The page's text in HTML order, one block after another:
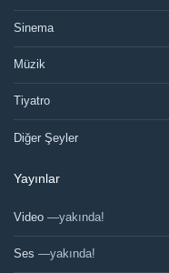
Sinema
Müzik
Tiyatro
Diğer Şeyler
Yayınlar
Video —yakında!
Ses —yakında!